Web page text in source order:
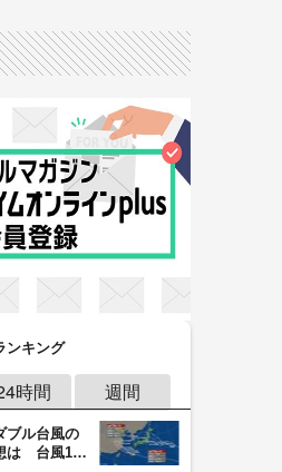
ンキング
時間 週間
ブル台風の
は 台風13